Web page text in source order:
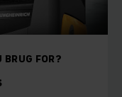
FOR?